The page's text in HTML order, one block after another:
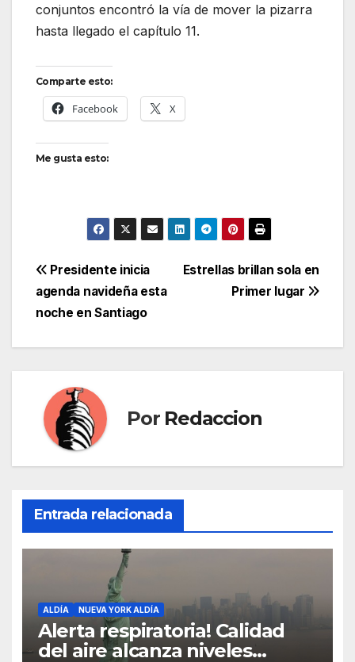
conjuntos encontró la vía de mover la pizarra
hasta llegado el capítulo 11.
Comparte esto:
Facebook X
Me gusta esto:
Navegación
de
entradas
Estrellas brillan sola en
Primer lugar
Presidente inicia
agenda navideña esta
noche en Santiago
Por Redaccion
Entrada relacionada
ALDÍA NUEVA YORK ALDÍA
Alerta respiratoria! Calidad
del aire alcanza niveles